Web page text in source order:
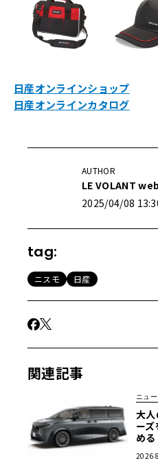
日産オンラインショップ
日産オンラインカタログ
AUTHOR
LE VOLANT
2025/04/08
tag:
ニスモ 日産
関連記事
ニュ
大人
ー
め
2026